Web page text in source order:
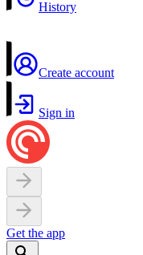
History
Create account
Sign in
Get the app